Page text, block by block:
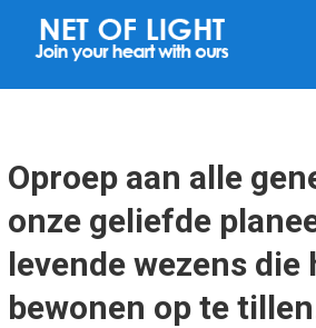
N
A
N
L
I
C
Oproep aan alle
onze geliefde
levende wezens die
bewonen op te